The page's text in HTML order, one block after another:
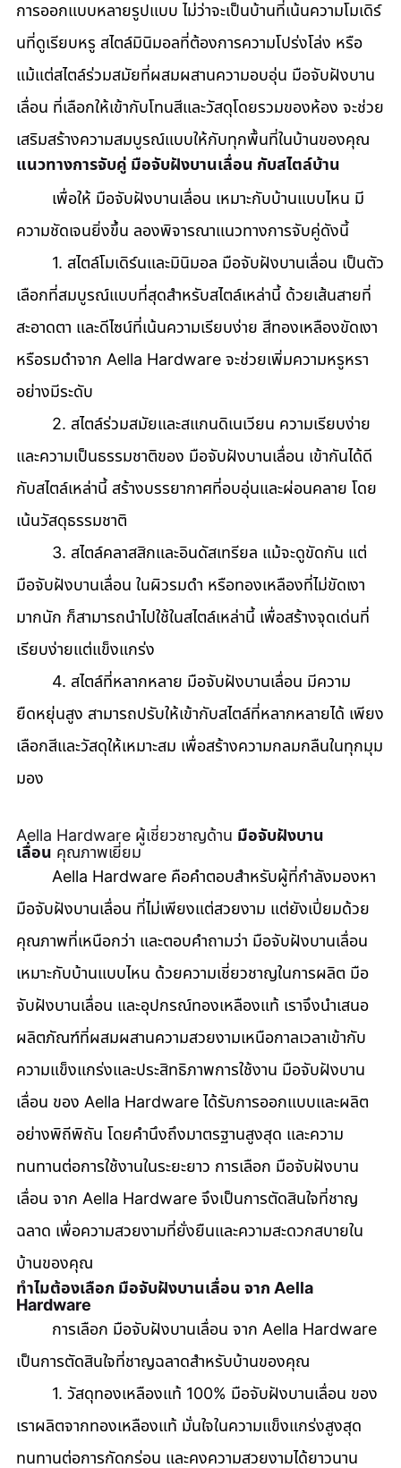
การออกแบบหลายรูปแบบ ไม่ว่าจะเป็นบ้านที่เน้นความโมเดิร์
นที่ดูเรียบหรู สไตล์มินิมอลที่ต้องการความโปร่งโล่ง หรือ
แม้แต่สไตล์ร่วมสมัยที่ผสมผสานความอบอุ่น มือจับฝังบาน
เลื่อน ที่เลือกให้เข้ากับโทนสีและวัสดุโดยรวมของห้อง จะช่วย
เสริมสร้างความสมบูรณ์แบบให้กับทุกพื้นที่ในบ้านของคุณ
แนวทางการจับคู่ มือจับฝังบานเลื่อน กับสไตล์บ้าน
ความชัดเจนยิ่งขึ้น ลองพิจารณาแนวทางการจับคู่ดังนี้
เลือกที่สมบูรณ์แบบที่สุดสำหรับสไตล์เหล่านี้ ด้วยเส้นสายที่
สะอาดตา และดีไซน์ที่เน้นความเรียบง่าย สีทองเหลืองขัดเงา
หรือรมดำจาก Aella Hardware จะช่วยเพิ่มความหรูหรา
อย่างมีระดับ
และความเป็นธรรมชาติของ มือจับฝังบานเลื่อน เข้ากันได้ดี
กับสไตล์เหล่านี้ สร้างบรรยากาศที่อบอุ่นและผ่อนคลาย โดย
เน้นวัสดุธรรมชาติ
มือจับฝังบานเลื่อน ในผิวรมดำ หรือทองเหลืองที่ไม่ขัดเงา
มากนัก ก็สามารถนำไปใช้ในสไตล์เหล่านี้ เพื่อสร้างจุดเด่นที่
เรียบง่ายแต่แข็งแกร่ง
ยืดหยุ่นสูง สามารถปรับให้เข้ากับสไตล์ที่หลากหลายได้ เพียง
เลือกสีและวัสดุให้เหมาะสม เพื่อสร้างความกลมกลืนในทุกมุม
มอง
Aella Hardware ผู้เชี่ยวชาญด้าน มือจับฝังบาน
เลื่อน คุณภาพเยี่ยม
มือจับฝังบานเลื่อน ที่ไม่เพียงแต่สวยงาม แต่ยังเปี่ยมด้วย
คุณภาพที่เหนือกว่า และตอบคำถามว่า มือจับฝังบานเลื่อน
เหมาะกับบ้านแบบไหน ด้วยความเชี่ยวชาญในการผลิต มือ
จับฝังบานเลื่อน และอุปกรณ์ทองเหลืองแท้ เราจึงนำเสนอ
ผลิตภัณฑ์ที่ผสมผสานความสวยงามเหนือกาลเวลาเข้ากับ
ความแข็งแกร่งและประสิทธิภาพการใช้งาน มือจับฝังบาน
เลื่อน ของ Aella Hardware ได้รับการออกแบบและผลิต
อย่างพิถีพิถัน โดยคำนึงถึงมาตรฐานสูงสุด และความ
ทนทานต่อการใช้งานในระยะยาว การเลือก มือจับฝังบาน
เลื่อน จาก Aella Hardware จึงเป็นการตัดสินใจที่ชาญ
ฉลาด เพื่อความสวยงามที่ยั่งยืนและความสะดวกสบายใน
บ้านของคุณ
ทำไมต้องเลือก มือจับฝังบานเลื่อน จาก Aella
Hardware
เป็นการตัดสินใจที่ชาญฉลาดสำหรับบ้านของคุณ
เราผลิตจากทองเหลืองแท้ มั่นใจในความแข็งแกร่งสูงสุด
ทนทานต่อการกัดกร่อน และคงความสวยงามได้ยาวนาน